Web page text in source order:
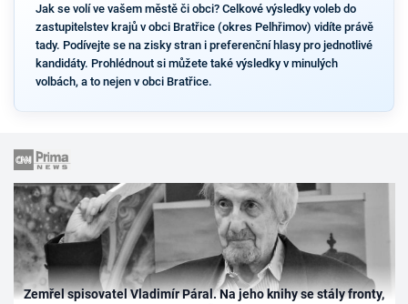
Jak se volí ve vašem městě či obci? Celkové výsledky voleb do
zastupitelstev krajů v obci Bratřice (okres Pelhřimov) vidíte právě
tady. Podívejte se na zisky stran i preferenční hlasy pro jednotlivé
kandidáty. Prohlédnout si můžete také výsledky v minulých
volbách, a to nejen v obci Bratřice.
Zemřel spisovatel Vladimír Páral. Na jeho knihy se stály fronty,